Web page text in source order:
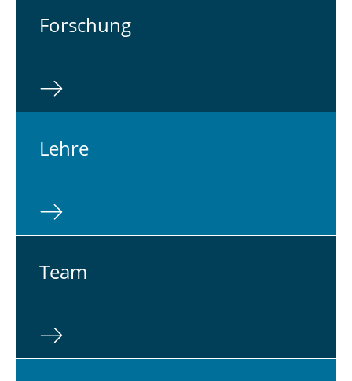
For­schung
Lehre
Team